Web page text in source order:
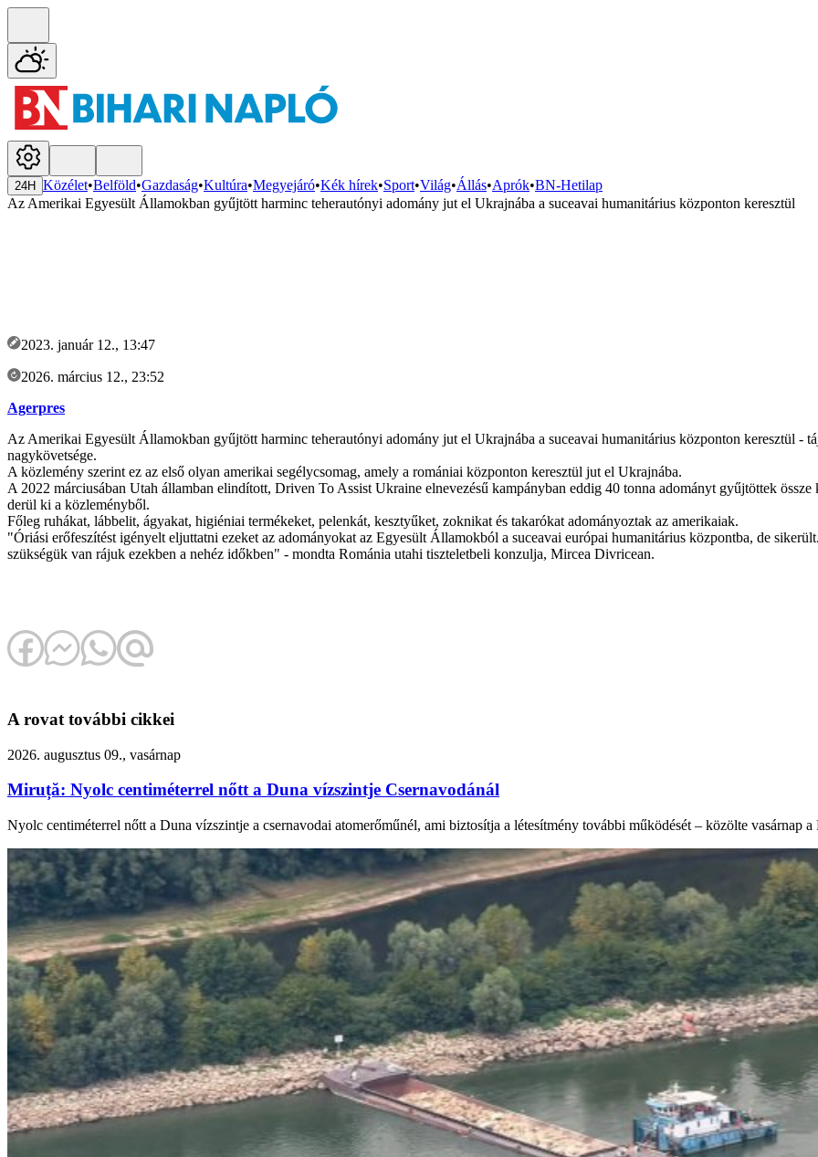
24H Közélet•Belföld•Gazdaság•Kultúra•Megyejáró•Kék hírek•Sport•Világ•Állás•Aprók•BN-Hetilap
Az Amerikai Egyesült Államokban gyűjtött harminc teherautónyi adomány jut el Ukrajnába a suceavai humanitárius központon keresztül
2023. január 12., 13:47
2026. március 12., 23:52
Agerpres
Az Amerikai Egyesült Államokban gyűjtött harminc teherautónyi adomány jut el Ukrajnába a suceavai humanitárius központon keresztül -
nagykövetsége.
A közlemény szerint ez az első olyan amerikai segélycsomag, amely a romániai központon keresztül jut el Ukrajnába.
A 2022 márciusában Utah államban elindított, Driven To Assist Ukraine elnevezésű kampányban eddig 40 tonna adományt gyűjtöttek
derül ki a közleményből.
Főleg ruhákat, lábbelit, ágyakat, higiéniai termékeket, pelenkát, kesztyűket, zoknikat és takarókat adományoztak az amerikaiak.
"Óriási erőfeszítést igényelt eljuttatni ezeket az adományokat az Egyesült Államokból a suceavai európai humanitárius központba, de
szükségük van rájuk ezekben a nehéz időkben" - mondta Románia utahi tiszteletbeli konzulja, Mircea Divricean.
A rovat további cikkei
2026. augusztus 09., vasárnap
Miruță: Nyolc centiméterrel nőtt a Duna vízszintje Csernavodánál
Nyolc centiméterrel nőtt a Duna vízszintje a csernavodai atomerőműnél, ami biztosítja a létesítmény további működését – közölte vasárnap